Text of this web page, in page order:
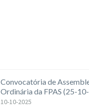
Convocatória de
Ordinária da FPAS (25-
10-10-2025